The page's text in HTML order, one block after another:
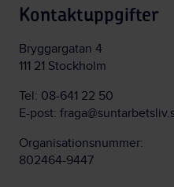
Kontaktuppgifter
Bryggargatan 4
111 21 Stockholm
Tel: 08-641 22 50
E-post:
Organisationsnummer:
802464-9447